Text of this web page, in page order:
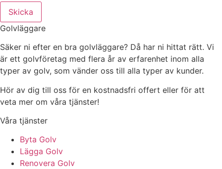
Skicka
Golvläggare
Säker ni efter en bra golvläggare? Då har ni hittat rätt. Vi
är ett golvföretag med flera år av erfarenhet inom alla
typer av golv, som vänder oss till alla typer av kunder.
Hör av dig till oss för en kostnadsfri offert eller för att
veta mer om våra tjänster!
Våra tjänster
Byta Golv
Lägga Golv
Renovera Golv